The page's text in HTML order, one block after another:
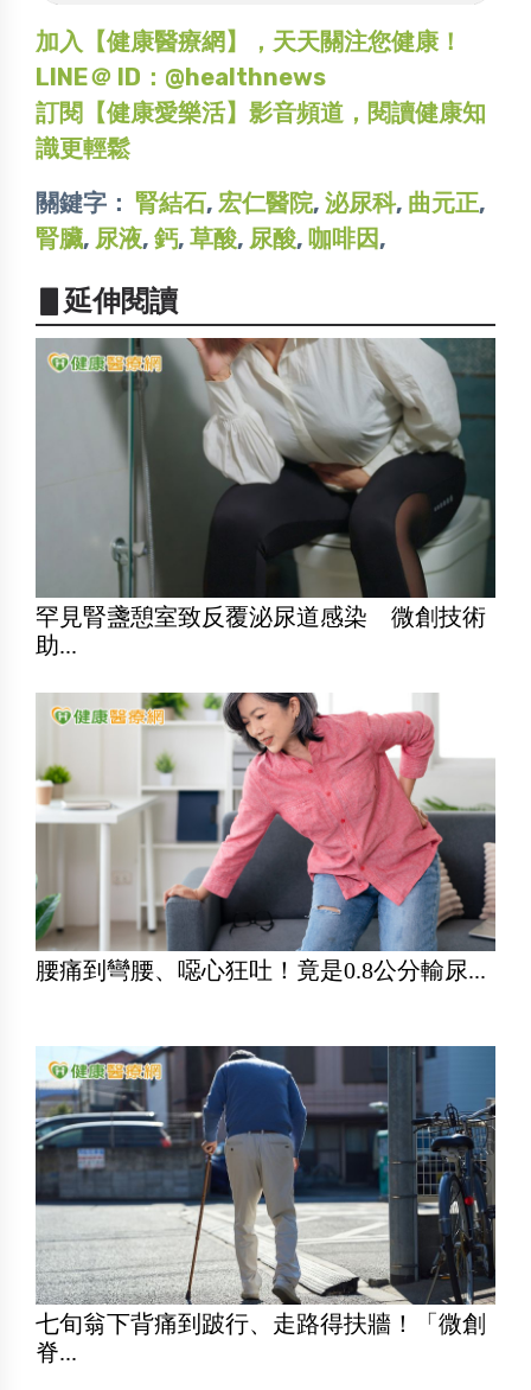
加入【健康醫療網】，天天關注您健康！
LINE＠ ID：@healthnews
訂閱【健康愛樂活】影音頻道，閱讀健康知
識更輕鬆
關鍵字： 腎結石, 宏仁醫院, 泌尿科, 曲元正,
腎臟, 尿液, 鈣, 草酸, 尿酸, 咖啡因,
▋延伸閱讀
罕見腎盞憩室致反覆泌尿道感染 微創技術
助...
腰痛到彎腰、噁心狂吐！竟是0.8公分輸尿...
七旬翁下背痛到跛行、走路得扶牆！「微創
脊...